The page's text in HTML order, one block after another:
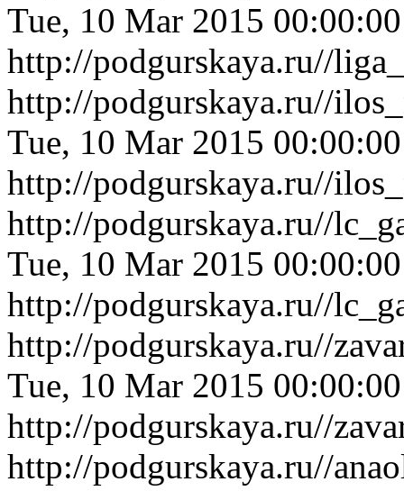
Tue, 10 Mar 2015
http://podgurskaya.ru//
http://podgurskaya.ru//
Tue, 10 Mar 2015
http://podgurskaya.ru//
http://podgurskaya.ru//
Tue, 10 Mar 2015
http://podgurskaya.ru//
http://podgurskaya.ru//
Tue, 10 Mar 2015
http://podgurskaya.ru//
http://podgurskaya.ru//